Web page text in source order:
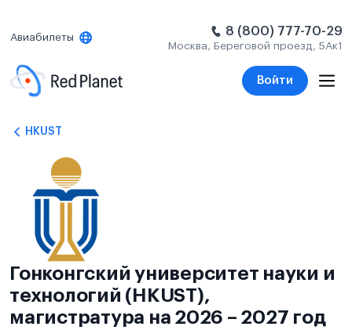
Авиабилеты 8 (800) 777-70-29
Москва, Береговой проезд, 5Ак1
Войти
HKUST
Гонконгский университет науки и
технологий (HKUST),
магистратура на 2026 – 2027 год